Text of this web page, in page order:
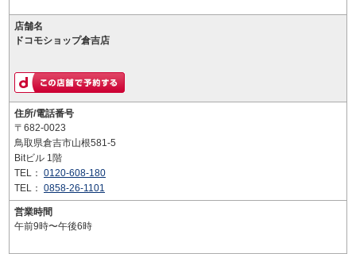
店舗名
ドコモショップ倉吉店
住所/電話番号
〒682-0023
鳥取県倉吉市山根581-5
Bitビル 1階
TEL： 0120-608-180
TEL： 0858-26-1101
営業時間
午前9時〜午後6時